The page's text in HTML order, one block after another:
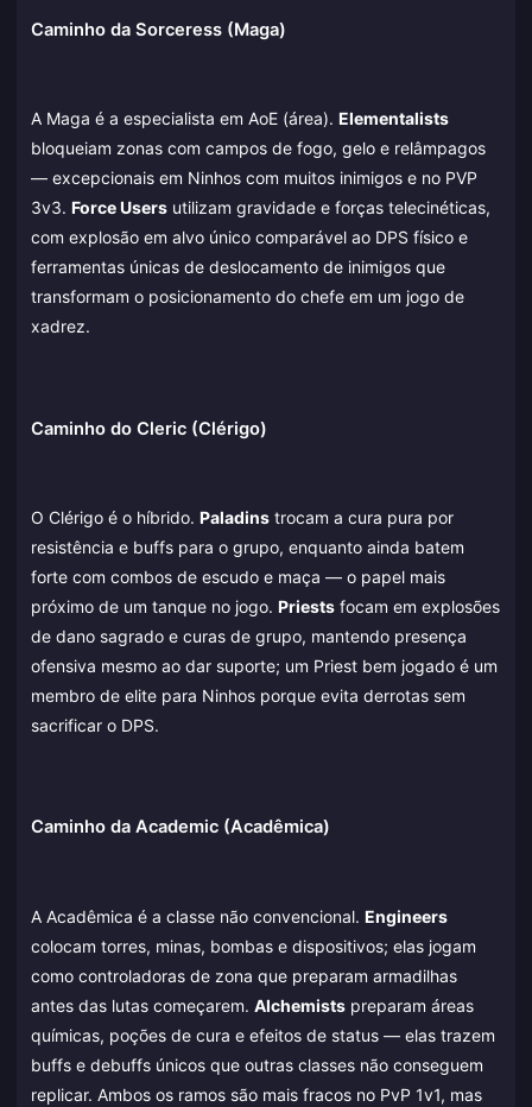
Caminho da Sorceress (Maga)
A Maga é a especialista em AoE (área). Elementalists
bloqueiam zonas com campos de fogo, gelo e relâmpagos
— excepcionais em Ninhos com muitos inimigos e no PVP
3v3. Force Users utilizam gravidade e forças telecinéticas,
com explosão em alvo único comparável ao DPS físico e
ferramentas únicas de deslocamento de inimigos que
transformam o posicionamento do chefe em um jogo de
xadrez.
Caminho do Cleric (Clérigo)
O Clérigo é o híbrido. Paladins trocam a cura pura por
resistência e buffs para o grupo, enquanto ainda batem
forte com combos de escudo e maça — o papel mais
próximo de um tanque no jogo. Priests focam em explosões
de dano sagrado e curas de grupo, mantendo presença
ofensiva mesmo ao dar suporte; um Priest bem jogado é um
membro de elite para Ninhos porque evita derrotas sem
sacrificar o DPS.
Caminho da Academic (Acadêmica)
A Acadêmica é a classe não convencional. Engineers
colocam torres, minas, bombas e dispositivos; elas jogam
como controladoras de zona que preparam armadilhas
antes das lutas começarem. Alchemists preparam áreas
químicas, poções de cura e efeitos de status — elas trazem
buffs e debuffs únicos que outras classes não conseguem
replicar. Ambos os ramos são mais fracos no PvP 1v1, mas